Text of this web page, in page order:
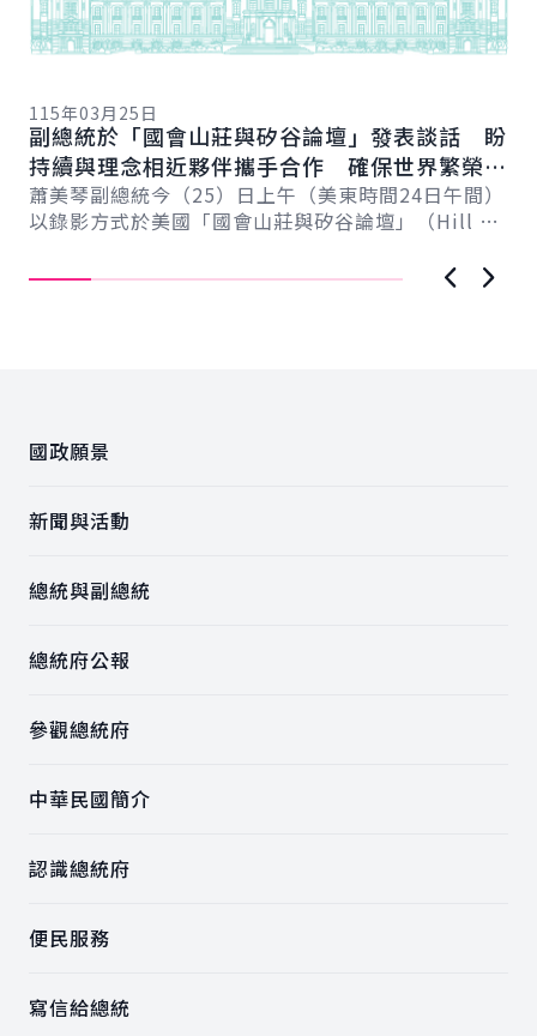
115年03月25日
副總統於「國會山莊與矽谷論壇」發表談話 盼
持續與理念相近夥伴攜手合作 確保世界繁榮與
自由
蕭美琴副總統今（25）日上午（美東時間24日午間）
以錄影方式於美國「國會山莊與矽谷論壇」（Hill &
國政願景
新聞與活動
總統與副總統
總統府公報
參觀總統府
中華民國簡介
認識總統府
便民服務
寫信給總統